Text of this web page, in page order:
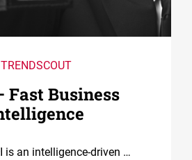
TRENDSCOUT
Fast Business
is an intelligence-driven …